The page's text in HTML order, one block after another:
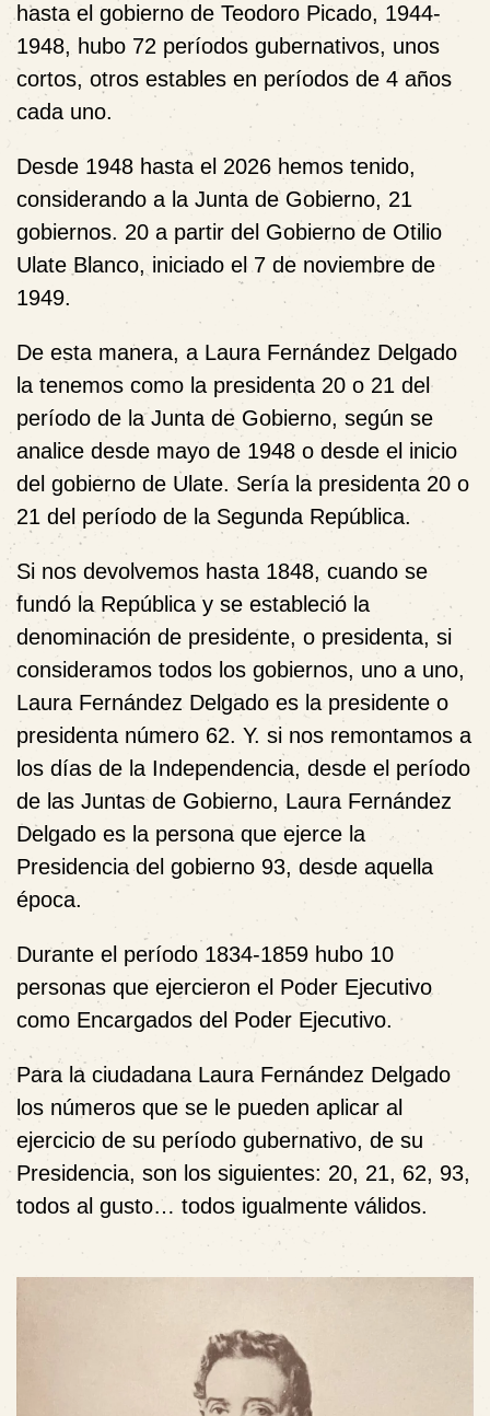
hasta el gobierno de Teodoro Picado, 1944-
1948, hubo 72 períodos gubernativos, unos
cortos, otros estables en períodos de 4 años
cada uno.
Desde 1948 hasta el 2026 hemos tenido,
considerando a la Junta de Gobierno, 21
gobiernos. 20 a partir del Gobierno de Otilio
Ulate Blanco, iniciado el 7 de noviembre de
1949.
De esta manera, a Laura Fernández Delgado
la tenemos como la presidenta 20 o 21 del
período de la Junta de Gobierno, según se
analice desde mayo de 1948 o desde el inicio
del gobierno de Ulate. Sería la presidenta 20 o
21 del período de la Segunda República.
Si nos devolvemos hasta 1848, cuando se
fundó la República y se estableció la
denominación de presidente, o presidenta, si
consideramos todos los gobiernos, uno a uno,
Laura Fernández Delgado es la presidente o
presidenta número 62. Y. si nos remontamos a
los días de la Independencia, desde el período
de las Juntas de Gobierno, Laura Fernández
Delgado es la persona que ejerce la
Presidencia del gobierno 93, desde aquella
época.
Durante el período 1834-1859 hubo 10
personas que ejercieron el Poder Ejecutivo
como Encargados del Poder Ejecutivo.
Para la ciudadana Laura Fernández Delgado
los números que se le pueden aplicar al
ejercicio de su período gubernativo, de su
Presidencia, son los siguientes: 20, 21, 62, 93,
todos al gusto… todos igualmente válidos.